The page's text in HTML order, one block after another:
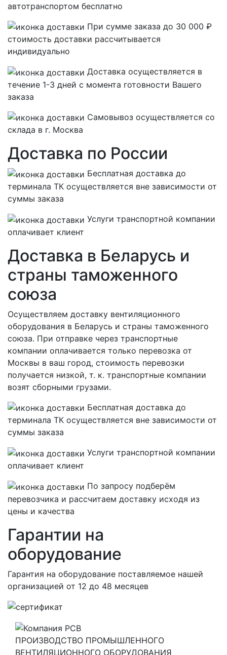
автотранспортом бесплатно
При сумме заказа до 30 000 ₽
стоимость доставки рассчитывается
индивидуально
Доставка осуществляется в
течение 1-3 дней с момента готовности Вашего
заказа
Самовывоз осуществляется со
склада в г. Москва
Доставка по России
Бесплатная доставка до
терминала ТК осуществляется вне зависимости от
суммы заказа
Услуги транспортной компании
оплачивает клиент
Доставка в Беларусь и
страны таможенного
союза
Осуществляем доставку вентиляционного
оборудования в Беларусь и страны таможенного
союза. При отправке через транспортные
компании оплачивается только перевозка от
Москвы в ваш город, стоимость перевозки
получается низкой, т. к. транспортные компании
возят сборными грузами.
Бесплатная доставка до
терминала ТК осуществляется вне зависимости от
суммы заказа
Услуги транспортной компании
оплачивает клиент
По запросу подберём
перевозчика и рассчитаем доставку исходя из
цены и качества
Гарантии на
оборудование
Гарантия на оборудование поставляемое нашей
организацией от 12 до 48 месяцев
ПРОИЗВОДСТВО ПРОМЫШЛЕННОГО
ВЕНТИЛЯЦИОННОГО ОБОРУДОВАНИЯ